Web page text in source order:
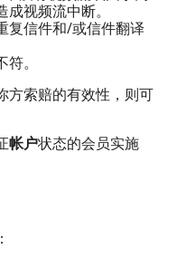
视频流中断。
复信件和/或信件翻译
。
方索赔的有效性，则可
帐户状态的会员实施